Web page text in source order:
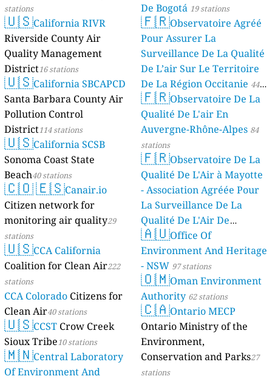
stations
🇺🇸California RIVR
Riverside County Air
Quality Management
District16 stations
🇺🇸California SBCAPCD
Santa Barbara County Air
Pollution Control
District114 stations
🇺🇸California SCSB
Sonoma Coast State
Beach40 stations
🇨🇴🇪🇸Canair.io
Citizen network for
monitoring air quality29
stations
🇺🇸CCA California
Coalition for Clean Air222
stations
CCA Colorado Citizens for
Clean Air40 stations
🇺🇸CCST Crow Creek
Sioux Tribe10 stations
🇲🇳Central Laboratory
Of Environment And
De Bogotá 19 stations
🇫🇷Observatoire Agréé
Pour Assurer La
Surveillance De La Qualité
De L’air Sur Le Territoire
De La Région Occitanie 44
stations
🇫🇷Observatoire De La
Qualité De L'air En
Auvergne-Rhône-Alpes 84
stations
🇫🇷Observatoire De La
Qualité De L'Air à Mayotte
- Association Agréée Pour
La Surveillance De La
Qualité De L'Air De
Mayotte 4 stations
🇦🇺Office Of
Environment And Heritage
- NSW 97 stations
🇴🇲Oman Environment
Authority 62 stations
🇨🇦Ontario MECP
Ontario Ministry of the
Environment,
Conservation and Parks27
stations